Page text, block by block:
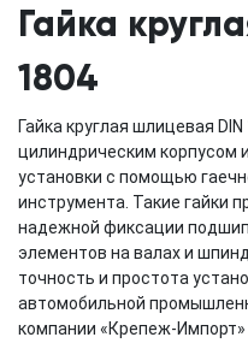
Гайка
1804
Гайка круглая шлицевая
цилиндрическим
установки с помощью
инструмента. Такие гайки
надежной фиксации
элементов на валах и
точность и простота
автомобильной
компании «Крепеж-